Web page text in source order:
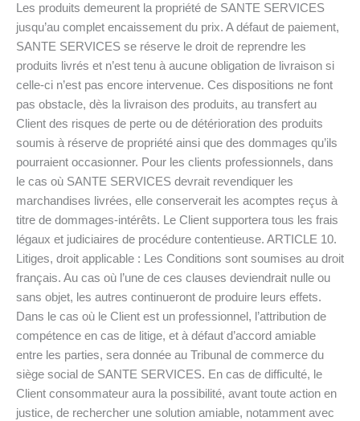
Les produits demeurent la propriété de SANTE SERVICES
jusqu’au complet encaissement du prix. A défaut de paiement,
SANTE SERVICES se réserve le droit de reprendre les
produits livrés et n’est tenu à aucune obligation de livraison si
celle-ci n’est pas encore intervenue. Ces dispositions ne font
pas obstacle, dès la livraison des produits, au transfert au
Client des risques de perte ou de détérioration des produits
soumis à réserve de propriété ainsi que des dommages qu’ils
pourraient occasionner. Pour les clients professionnels, dans
le cas où SANTE SERVICES devrait revendiquer les
marchandises livrées, elle conserverait les acomptes reçus à
titre de dommages-intérêts. Le Client supportera tous les frais
légaux et judiciaires de procédure contentieuse. ARTICLE 10.
Litiges, droit applicable : Les Conditions sont soumises au droit
français. Au cas où l’une de ces clauses deviendrait nulle ou
sans objet, les autres continueront de produire leurs effets.
Dans le cas où le Client est un professionnel, l’attribution de
compétence en cas de litige, et à défaut d’accord amiable
entre les parties, sera donnée au Tribunal de commerce du
siège social de SANTE SERVICES. En cas de difficulté, le
Client consommateur aura la possibilité, avant toute action en
justice, de rechercher une solution amiable, notamment avec